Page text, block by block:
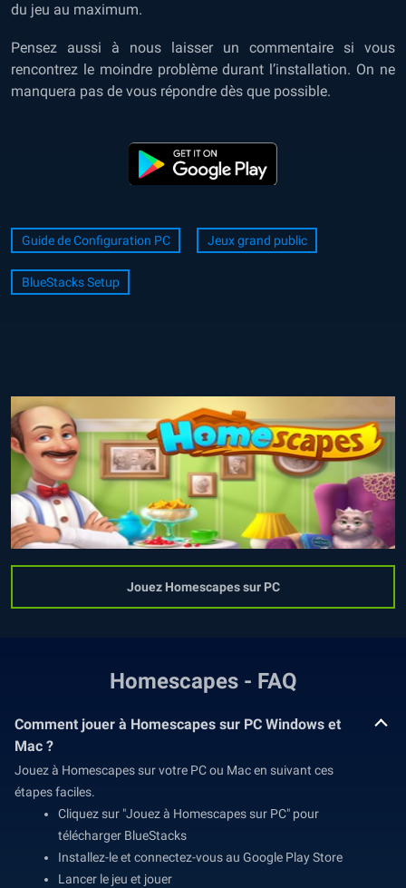
du jeu au maximum.
Pensez aussi à nous laisser un commentaire si vous
rencontrez le moindre problème durant l’installation. On ne
manquera pas de vous répondre dès que possible.
Guide de Configuration PC Jeux grand public
BlueStacks Setup
Jouez Homescapes sur PC
Homescapes - FAQ
Comment jouer à Homescapes sur PC Windows et
Mac ?
Jouez à Homescapes sur votre PC ou Mac en suivant ces
étapes faciles.
Cliquez sur "Jouez à Homescapes sur PC" pour
télécharger BlueStacks
Installez-le et connectez-vous au Google Play Store
Lancer le jeu et jouer